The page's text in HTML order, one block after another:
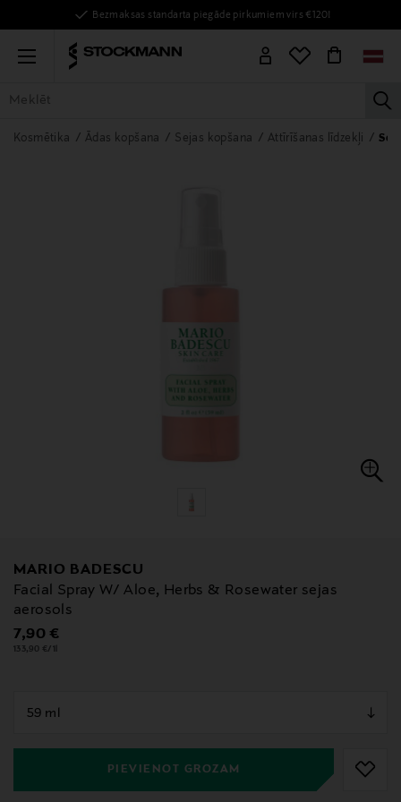
Bezmaksas standarta piegāde pirkumiem virs €120!
Menu
VISAS PRECES SIEVIETĒM VĪRIEŠIEM BĒRNIEM MĀJAI
Kosmētika Ādas kopšana Sejas kopšana Attīrīšanas līdzekļi
MARIO BADESCU
Facial Spray W/ Aloe, Herbs & Rosewater sejas
aerosols
Original Price
7,90 €
133,90 €/1l
PIEVIENOT GROZAM